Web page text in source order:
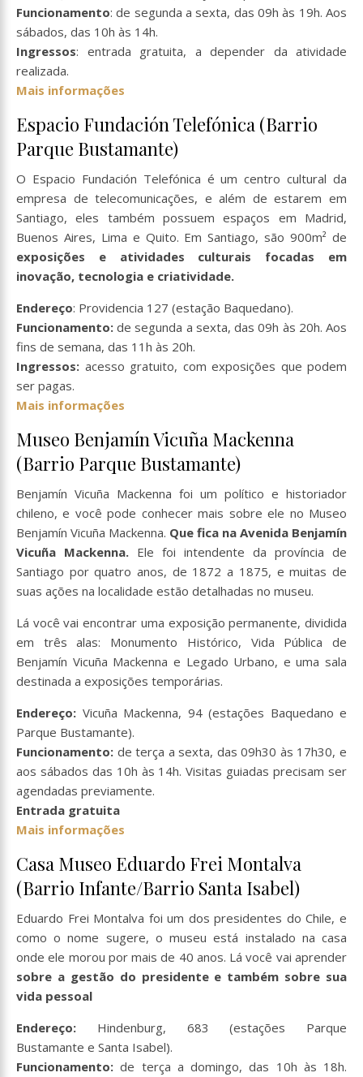
Funcionamento: de segunda a sexta, das 09h às 19h. Aos
sábados, das 10h às 14h.
Ingressos: entrada gratuita, a depender da atividade
realizada.
Mais informações
Espacio Fundación Telefónica (Barrio
Parque Bustamante)
O Espacio Fundación Telefónica é um centro cultural da
empresa de telecomunicações, e além de estarem em
Santiago, eles também possuem espaços em Madrid,
Buenos Aires, Lima e Quito. Em Santiago, são 900m² de
exposições e atividades culturais focadas em
inovação, tecnologia e criatividade.
Endereço: Providencia 127 (estação Baquedano).
Funcionamento:de segunda a sexta, das 09h às 20h. Aos
fins de semana, das 11h às 20h.
Ingressos: acesso gratuito, com exposições que podem
ser pagas.
Mais informações
Museo Benjamín Vicuña Mackenna
(Barrio Parque Bustamante)
Benjamín Vicuña Mackenna foi um político e historiador
chileno, e você pode conhecer mais sobre ele no Museo
Benjamín Vicuña Mackenna. Que fica na Avenida Benjamín
Vicuña Mackenna. Ele foi intendente da província de
Santiago por quatro anos, de 1872 a 1875, e muitas de
suas ações na localidade estão detalhadas no museu.
Lá você vai encontrar uma exposição permanente, dividida
em três alas: Monumento Histórico, Vida Pública de
Benjamín Vicuña Mackenna e Legado Urbano, e uma sala
destinada a exposições temporárias.
Endereço: Vicuña Mackenna, 94 (estações Baquedano e
Parque Bustamante).
Funcionamento: de terça a sexta, das 09h30 às 17h30, e
aos sábados das 10h às 14h. Visitas guiadas precisam ser
agendadas previamente.
Entrada gratuita
Mais informações
Casa Museo Eduardo Frei Montalva
(Barrio Infante/Barrio Santa Isabel)
Eduardo Frei Montalva foi um dos presidentes do Chile, e
como o nome sugere, o museu está instalado na casa
onde ele morou por mais de 40 anos. Lá você vai aprender
sobre a gestão do presidente e também sobre sua
vida pessoal
Endereço: Hindenburg, 683 (estações Parque
Bustamante e Santa Isabel).
Funcionamento:de terça a domingo, das 10h às 18h.